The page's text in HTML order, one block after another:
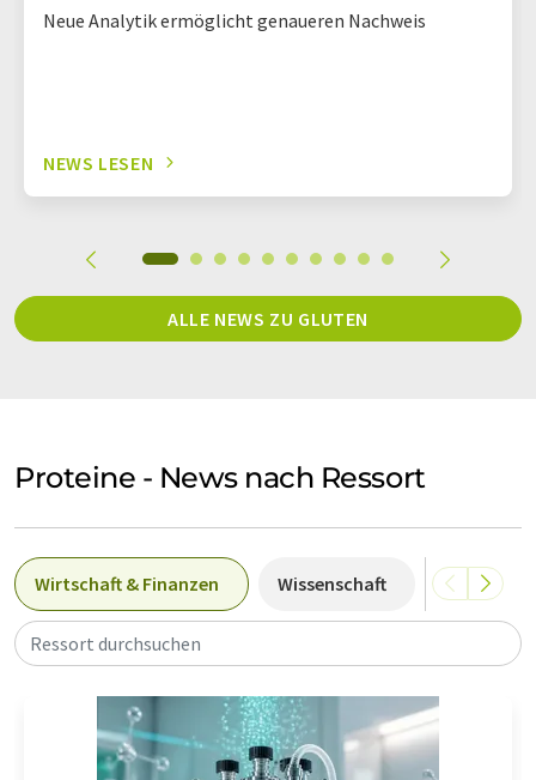
Neue Analytik ermöglicht genaueren Nachweis
NEWS LESEN
ALLE NEWS ZU GLUTEN
Proteine - News nach Ressort
Wirtschaft & Finanzen Wissenschaft
Ressort durchsuchen